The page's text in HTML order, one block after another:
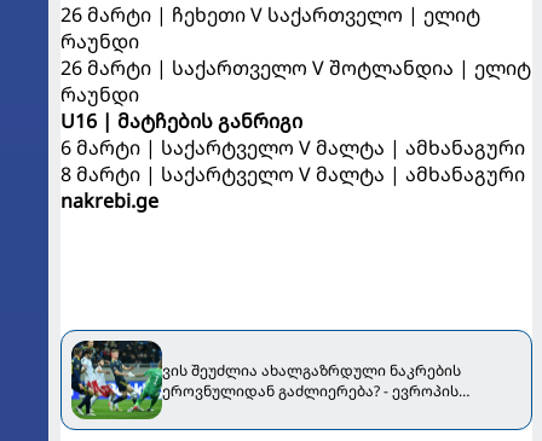
26 მარტი | ჩეხეთი V საქართველო | ელიტ
რაუნდი
26 მარტი | საქართველო V შოტლანდია | ელიტ
რაუნდი
U16 | მატჩების განრიგი
6 მარტი | საქარტველო V მალტა | ამხანაგური
8 მარტი | საქარტველო V მალტა | ამხანაგური
nakrebi.ge
ვის შეუძლია ახალგაზრდული ნაკრების
ეროვნულიდან გაძლიერება? - ევროპის